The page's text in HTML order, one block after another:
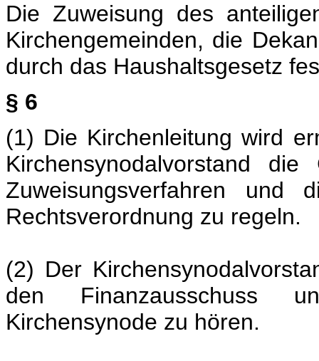
Die Zuweisung des
Kirchengemeinden, die
durch das Haushaltsgesetz
§ 6
(1) Die Kirchenleitung wird
Kirchensynodalvorstand
Zuweisungsverfahren und
Rechtsverordnung zu regeln.
(2) Der
den Finanzausschuss
Kirchensynode zu hören.